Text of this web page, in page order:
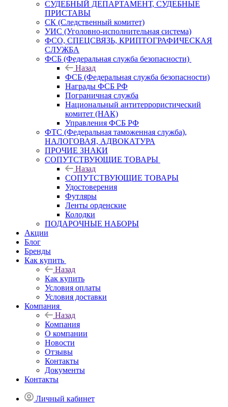
СУДЕБНЫЙ ДЕПАРТАМЕНТ, СУДЕБНЫЕ
ПРИСТАВЫ
СК (Следственный комитет)
УИС (Уголовно-исполнительная система)
ФСО, СПЕЦСВЯЗЬ, КРИПТОГРАФИЧЕСКАЯ
СЛУЖБА
ФСБ (Федеральная служба безопасности)
Назад
ФСБ (Федеральная служба безопасности)
Награды ФСБ РФ
Пограничная служба
Национальный антитеррористический
комитет (НАК)
Управления ФСБ РФ
ФТС (Федеральная таможенная служба),
НАЛОГОВАЯ, АДВОКАТУРА
ПРОЧИЕ ЗНАКИ
СОПУТСТВУЮЩИЕ ТОВАРЫ
Назад
СОПУТСТВУЮЩИЕ ТОВАРЫ
Удостоверения
Футляры
Ленты орденские
Колодки
ПОДАРОЧНЫЕ НАБОРЫ
Акции
Блог
Бренды
Как купить
Назад
Как купить
Условия оплаты
Условия доставки
Компания
Назад
Компания
О компании
Новости
Отзывы
Контакты
Документы
Контакты
Личный кабинет